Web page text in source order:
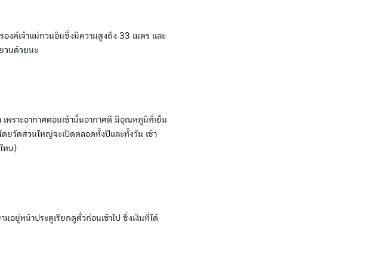
งค์เจ้าแม่กวนอิมซึ่งมีความสูงถึง 33 เมตร และ
วนด้วยนะ
เพราะอากาศตอนเช้านั้นอากาศดี มีอุณหภูมิที่เย็น
ยวัดส่วนใหญ่จะเปิดตลอดทั้งปีและทั้งวัน เช้า
หน)
อยู่หน้าประตูเรียกดูตั๋วก่อนเข้าไป ซึ่งเงินที่ได้